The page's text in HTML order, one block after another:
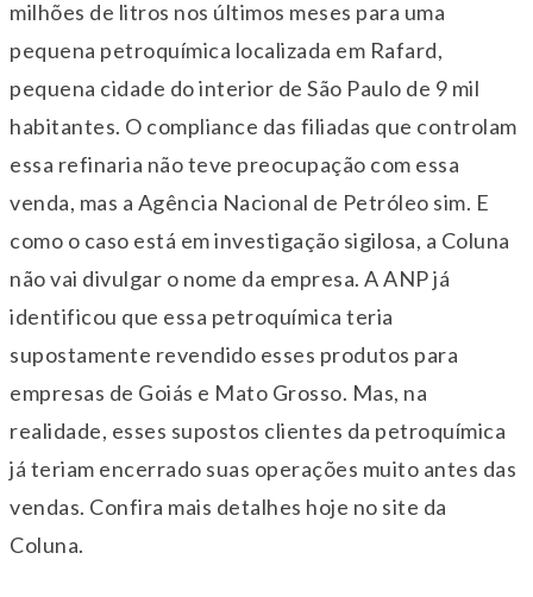
milhões de litros nos últimos meses para uma
pequena petroquímica localizada em Rafard,
pequena cidade do interior de São Paulo de 9 mil
habitantes. O compliance das filiadas que controlam
essa refinaria não teve preocupação com essa
venda, mas a Agência Nacional de Petróleo sim. E
como o caso está em investigação sigilosa, a Coluna
não vai divulgar o nome da empresa. A ANP já
identificou que essa petroquímica teria
supostamente revendido esses produtos para
empresas de Goiás e Mato Grosso. Mas, na
realidade, esses supostos clientes da petroquímica
já teriam encerrado suas operações muito antes das
vendas. Confira mais detalhes hoje no site da
Coluna.